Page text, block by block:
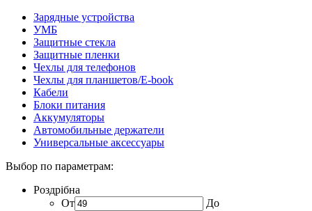
Зарядные устройства
УМБ
Защитные стекла
Защитные пленки
Чехлы для телефонов
Чехлы для планшетов/E-book
Кабели
Блоки питания
Аккумуляторы
Автомобильные держатели
Универсальные аксессуары
Выбор по параметрам:
Роздрібна
От
До